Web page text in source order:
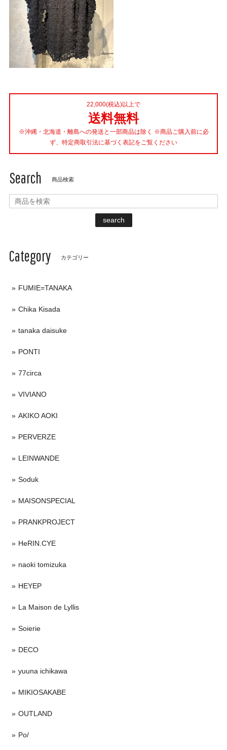
22,000(税込)以上で
送料無料
※沖縄・北海道・離島への発送と一部商品は除く ※商品ご購入前に必
ず、特定商取引法に基づく表記をご覧ください
Search 商品検索
search
Category カテゴリー
FUMIE=TANAKA
Chika Kisada
tanaka daisuke
PONTI
77circa
VIVIANO
AKIKO AOKI
PERVERZE
LEINWANDE
Soduk
MAISONSPECIAL
PRANKPROJECT
HeRIN.CYE
naoki tomizuka
HEYEP
La Maison de Lyllis
Soierie
DECO
yuuna ichikawa
MIKIOSAKABE
OUTLAND
Po/